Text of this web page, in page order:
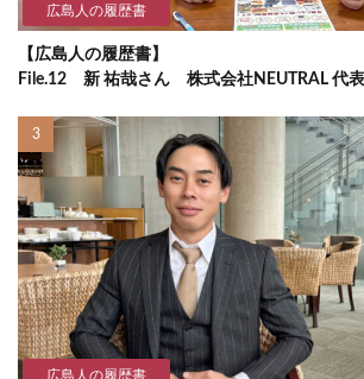
広島人の履歴書
【広島人の履歴書】
File.12 新 祐哉さん 株式会社NEUTRAL 代
広島人の履歴書